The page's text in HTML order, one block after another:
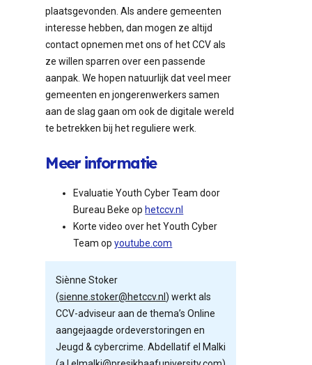
plaatsgevonden. Als andere gemeenten
interesse hebben, dan mogen ze altijd
contact opnemen met ons of het CCV als
ze willen sparren over een passende
aanpak. We hopen natuurlijk dat veel meer
gemeenten en jongerenwerkers samen
aan de slag gaan om ook de digitale wereld
te betrekken bij het reguliere werk.
Meer informatie
Evaluatie Youth Cyber Team door
Bureau Beke op hetccv.nl
Korte video over het Youth Cyber
Team opyoutube.com
Siènne Stoker
(sienne.stoker@hetccv.nl) werkt als
CCV-adviseur aan de thema’s Online
aangejaagde ordeverstoringen en
Jeugd & cybercrime. Abdellatif el Malki